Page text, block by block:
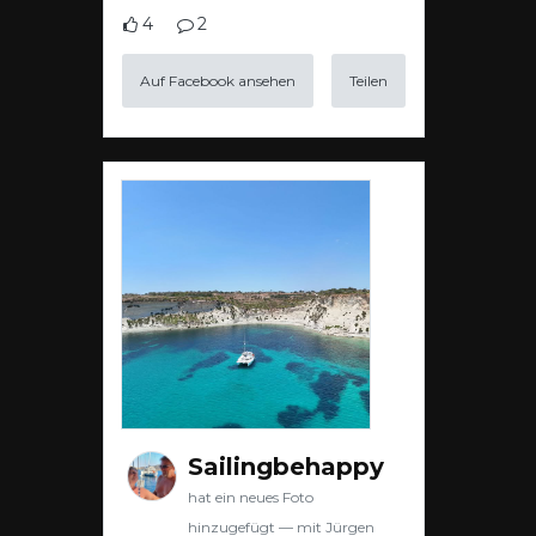
4 2
Auf Facebook ansehen Teilen
Sailingbehappy
hat ein neues Foto
hinzugefügt — mit Jürgen